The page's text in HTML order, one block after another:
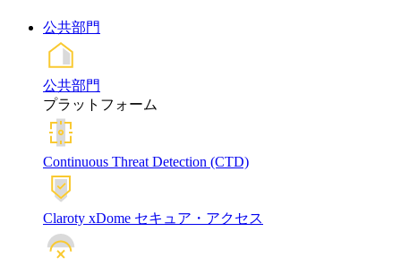
公共部門
公共部門
プラットフォーム
Continuous Threat Detection (CTD)
Claroty xDome セキュア・アクセス